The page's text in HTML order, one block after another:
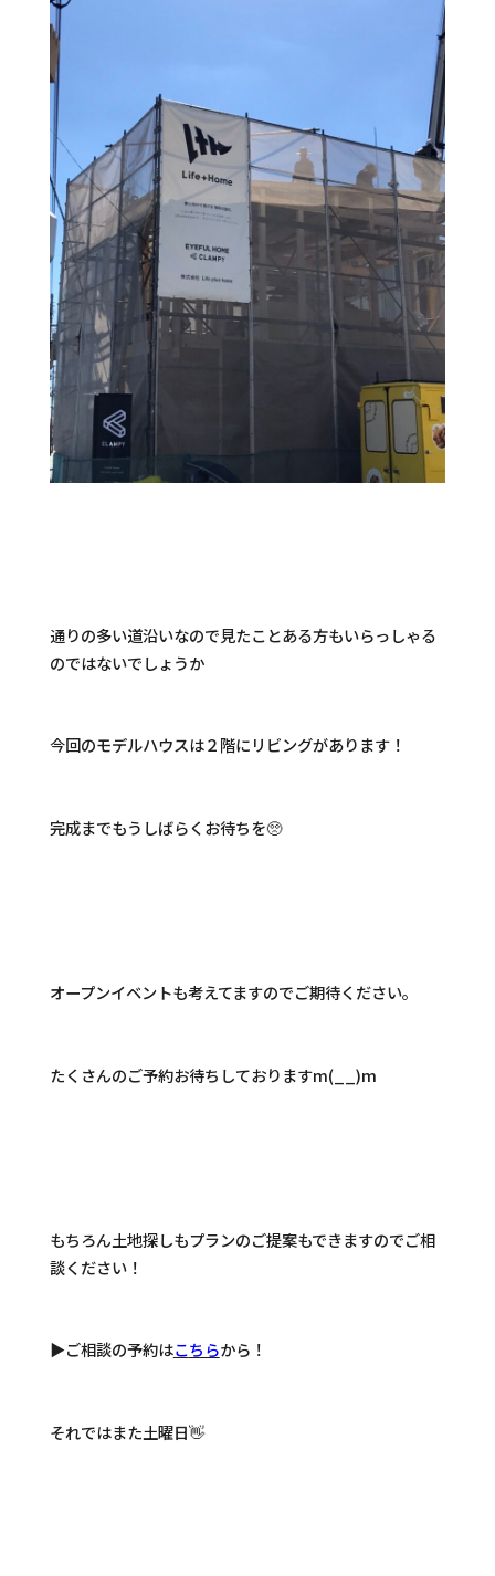
通りの多い道沿いなので見たことある方もいらっしゃる
のではないでしょうか
今回のモデルハウスは２階にリビングがあります！
完成までもうしばらくお待ちを🥺
オープンイベントも考えてますのでご期待ください。
たくさんのご予約お待ちしておりますm(__)m
もちろん土地探しもプランのご提案もできますのでご相
談ください！
▶ご相談の予約はこちらから！
それではまた土曜日👋